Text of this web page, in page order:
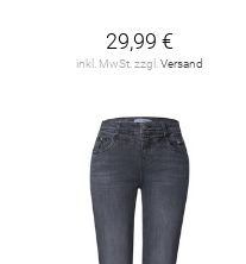
29,99 €
inkl. MwSt. zzgl.Versand